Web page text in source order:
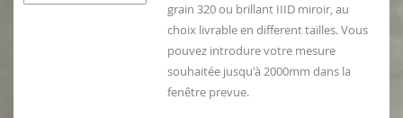
grain 320 ou brillant IIID miroir, au
choix livrable en different tailles. Vous
pouvez introdure votre mesure
souhaitée jusqu'à 2000mm dans la
fenêtre prevue.